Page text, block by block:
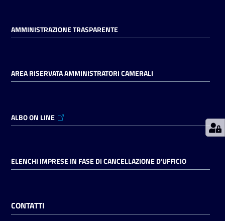
on line
on line
Registrati
AMMINISTRAZIONE TRASPARENTE
AREA RISERVATA AMMINISTRATORI CAMERALI
ALBO ON LINE
ELENCHI IMPRESE IN FASE DI CANCELLAZIONE D'UFFICIO
CONTATTI